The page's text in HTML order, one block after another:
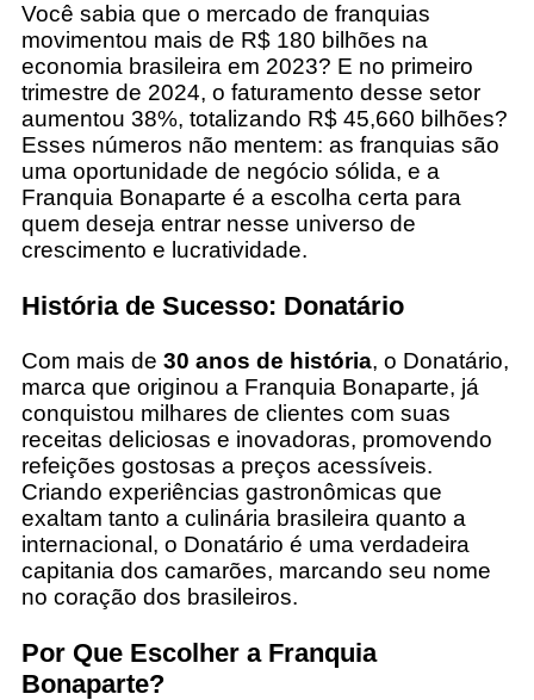
Você sabia que o mercado de franquias
movimentou mais de R$ 180 bilhões na
economia brasileira em 2023? E no primeiro
trimestre de 2024, o faturamento desse setor
aumentou 38%, totalizando R$ 45,660 bilhões?
Esses números não mentem: as franquias são
uma oportunidade de negócio sólida, e a
Franquia Bonaparte é a escolha certa para
quem deseja entrar nesse universo de
crescimento e lucratividade.
História de Sucesso: Donatário
Com mais de 30 anos de história, o Donatário,
marca que originou a Franquia Bonaparte, já
conquistou milhares de clientes com suas
receitas deliciosas e inovadoras, promovendo
refeições gostosas a preços acessíveis.
Criando experiências gastronômicas que
exaltam tanto a culinária brasileira quanto a
internacional, o Donatário é uma verdadeira
capitania dos camarões, marcando seu nome
no coração dos brasileiros.
Por Que Escolher a Franquia
Bonaparte?